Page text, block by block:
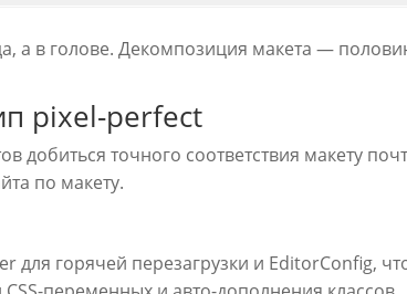
а в голове. Декомпозиция макета —
pixel-perfect
добиться точного соответствия макету
по макету.
для горячей перезагрузки и EditorConfig,